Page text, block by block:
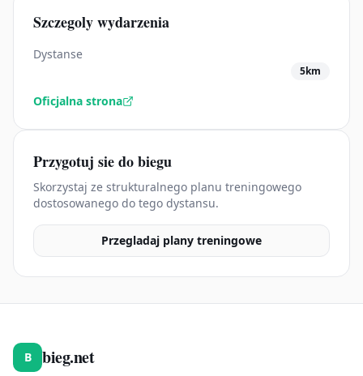
Szczegoly wydarzenia
Dystanse
5km
Oficjalna strona
Przygotuj sie do biegu
Skorzystaj ze strukturalnego planu treningowego
dostosowanego do tego dystansu.
Przegladaj plany treningowe
B bieg.net